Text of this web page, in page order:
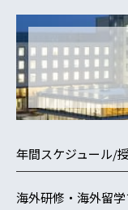
年間スケジュール/
海外研修・海外留